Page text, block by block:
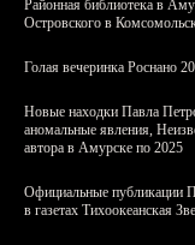
Районная библиотека в
Островского в
Голая вечеринка Роснано
Новые находки Павла
аномальные явления,
автора в Амурске по 2025
Официальные публикации
в газетах Тихоокеанская